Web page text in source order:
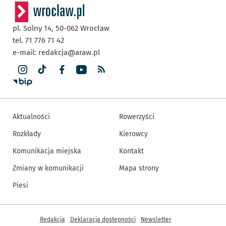
pl. Solny 14, 50-062 Wrocław
tel. 71 776 71 42
e-mail: redakcja@araw.pl
Aktualności
Rozkłady
Komunikacja miejska
Zmiany w komunikacji
Piesi
Rowerzyści
Kierowcy
Kontakt
Mapa strony
Inne informacje
Redakcja Deklaracja dostępności Newsletter